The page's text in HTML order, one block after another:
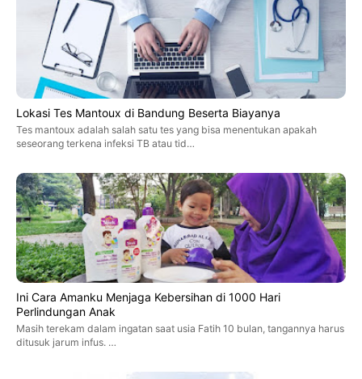
Lokasi Tes Mantoux di Bandung Beserta Biayanya
Tes mantoux adalah salah satu tes yang bisa menentukan apakah
seseorang terkena infeksi TB atau tid…
Ini Cara Amanku Menjaga Kebersihan di 1000 Hari
Perlindungan Anak
Masih terekam dalam ingatan saat usia Fatih 10 bulan, tangannya harus
ditusuk jarum infus. …